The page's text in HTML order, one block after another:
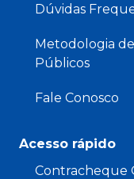
Dúvidas
Metodologia
Públicos
Fale Conosco
Acesso rápido
Contracheque